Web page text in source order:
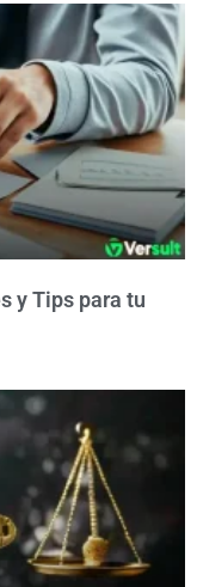
y Tips para tu